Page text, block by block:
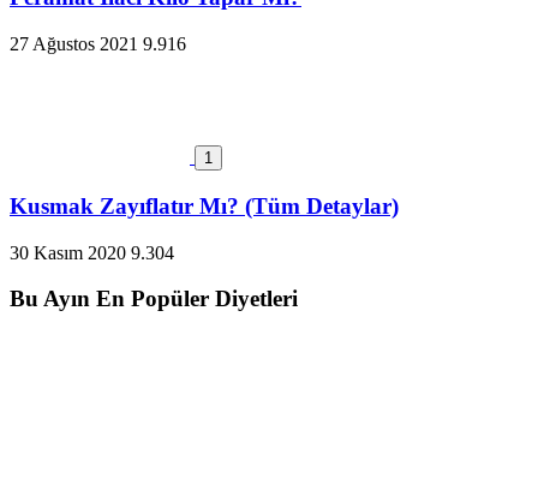
27 Ağustos 2021 9.916
1
Kusmak Zayıflatır Mı? (Tüm Detaylar)
30 Kasım 2020 9.304
Bu Ayın En Popüler Diyetleri